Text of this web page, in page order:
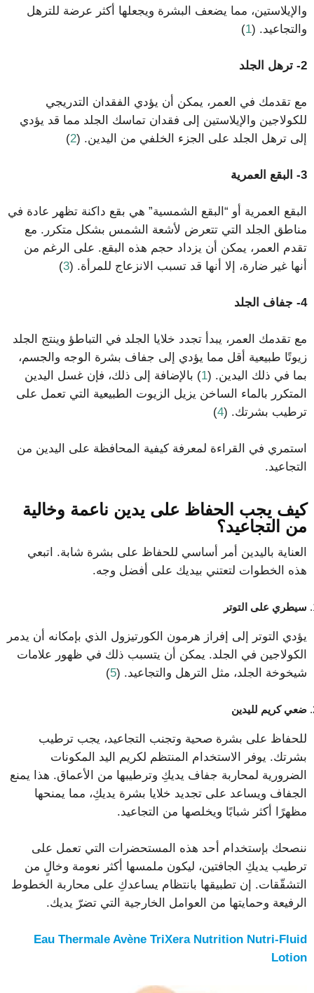
والإيلاستين، مما يضعف البشرة ويجعلها أكثر عرضة للترهل
والتجاعيد. (1
)
2- ترهل الجلد
مع تقدمك في العمر، يمكن أن يؤدي الفقدان التدريجي
للكولاجين والإيلاستين إلى فقدان تماسك الجلد مما قد يؤدي
إلى ترهل الجلد على الجزء الخلفي من اليدين. (2
)
3- البقع العمرية
البقع العمرية أو “البقع الشمسية” هي بقع داكنة تظهر عادة في
مناطق الجلد التي تتعرض لأشعة الشمس بشكل متكرر. مع
تقدم العمر، يمكن أن يزداد حجم هذه البقع. على الرغم من
أنها غير ضارة، إلا أنها قد تسبب الانزعاج للمرأة. (3
)
4- جفاف الجلد
مع تقدمك العمر، يبدأ تجدد خلايا الجلد في التباطؤ وينتج الجلد
زيوتًا طبيعية أقل مما يؤدي إلى جفاف بشرة الوجه والجسم،
بما في ذلك اليدين. (1) بالإضافة إلى ذلك، فإن غسل اليدين
المتكرر بالماء الساخن يزيل الزيوت الطبيعية التي تعمل على
ترطيب بشرتك. (4
)
استمري في القراءة لمعرفة كيفية المحافظة على اليدين من
التجاعيد.
كيف يجب الحفاظ على يدين ناعمة وخالية
من التجاعيد؟
العناية باليدين أمر أساسي للحفاظ على بشرة شابة. اتبعي
هذه الخطوات لتعتني بيديك على أفضل وجه.
سيطري على التوتر
يؤدي التوتر إلى إفراز هرمون الكورتيزول الذي بإمكانه أن يدمر
الكولاجين في الجلد. يمكن أن يتسبب ذلك في ظهور علامات
شيخوخة الجلد، مثل الترهل والتجاعيد. (5
)
ضعي كريم لليدين
للحفاظ على بشرة صحية وتجنب التجاعيد، يجب ترطيب
بشرتك. يوفر الاستخدام المنتظم لكريم اليد المكونات
الضرورية لمحاربة جفاف يديكِ وترطيبها من الأعماق. هذا يمنع
الجفاف ويساعد على تجديد خلايا بشرة يديكِ، مما يمنحها
مظهرًا أكثر شبابًا ويخلصها من التجاعيد.
ننصحك بإستخدام أحد هذه المستحضرات التي تعمل على
ترطيب يديكِ الجافتين، ليكون ملمسها أكثر نعومة وخالٍ من
التشقّقات. إن تطبيقها بانتظام يساعدكِ على محاربة الخطوط
الرفيعة وحمايتها من العوامل الخارجية التي تضرّ يديك.
Eau Thermale Avène TriXera Nutrition Nutri-Fluid
Lotion